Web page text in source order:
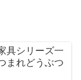
具シリーズ一
まれどうぶつ